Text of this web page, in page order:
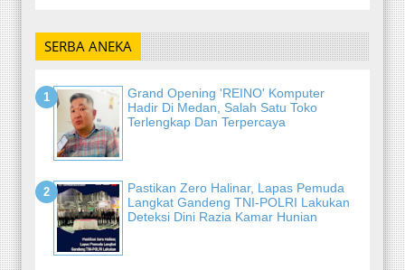
SERBA ANEKA
Grand Opening 'REINO' Komputer
Hadir Di Medan, Salah Satu Toko
Terlengkap Dan Terpercaya
Pastikan Zero Halinar, Lapas Pemuda
Langkat Gandeng TNI-POLRI Lakukan
Deteksi Dini Razia Kamar Hunian